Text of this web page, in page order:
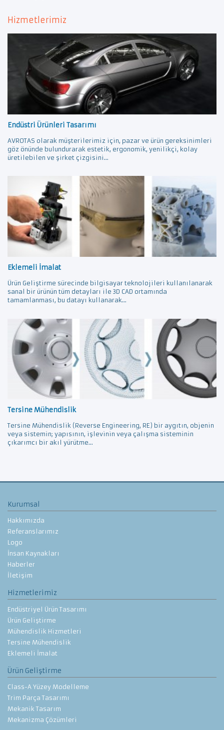
Hizmetlerimiz
Endüstri Ürünleri Tasarımı
AVROTAS olarak müşterilerimiz için, pazar ve ürün gereksinimleri
göz önünde bulundurarak estetik, ergonomik, yenilikçi, kolay
üretilebilen ve şirket çizgisini...
Eklemeli İmalat
Ürün Geliştirme sürecinde bilgisayar teknolojileri kullanılanarak
sanal bir ürünün tüm detayları ile 3D CAD ortamında
tamamlanması, bu datayı kullanarak...
Tersine Mühendislik
Tersine Mühendislik (Reverse Engineering, RE) bir aygıtın, objenin
veya sistemin; yapısının, işlevinin veya çalışma sisteminin
çıkarımcı bir akıl yürütme...
Kurumsal
Hakkımızda
Referanslarımız
Logo
İnsan Kaynakları
Haberler
İletişim
Hizmetlerimiz
Endüstriyel Ürün Tasarımı
Ürün Geliştirme
Mühendislik Hizmetleri
Tersine Mühendislik
Eklemeli İmalat
Ürün Geliştirme
Class-A Yüzey Modelleme
Trim Parça Tasarımı
Mekanik Tasarım
Mekanizma Çözümleri